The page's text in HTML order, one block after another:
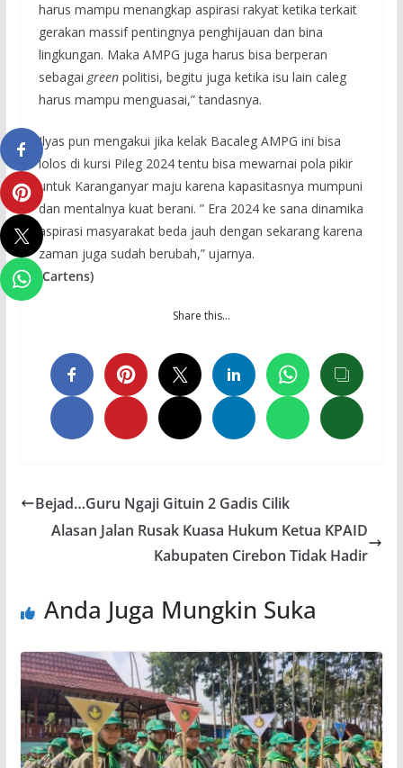
harus mampu menangkap aspirasi rakyat ketika terkait
gerakan massif pentingnya penghijauan dan bina
lingkungan. Maka AMPG juga harus bisa berperan
sebagai greenpolitisi, begitu juga ketika isu lain caleg
harus mampu menguasai,” tandasnya.
Ilyas pun mengakui jika kelak Bacaleg AMPG ini bisa
lolos di kursi Pileg 2024 tentu bisa mewarnai pola pikir
untuk Karanganyar maju karena kapasitasnya mumpuni
dan mentalnya kuat berani. ” Era 2024 ke sana dinamika
aspirasi masyarakat beda jauh dengan sekarang karena
zaman juga sudah berubah,” ujarnya.
(Cartens)
Share this…
Bejad…Guru Ngaji Gituin 2 Gadis Cilik
Alasan Jalan Rusak Kuasa Hukum Ketua KPAID
Kabupaten Cirebon Tidak Hadir
Anda Juga Mungkin Suka